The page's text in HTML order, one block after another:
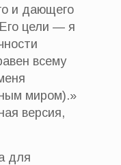
и дающего
цели — я
всему
миром).»
версия,
для